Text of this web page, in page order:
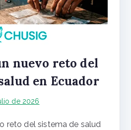
nuevo reto del
en Ecuador
de 2026
reto del sistema de salud